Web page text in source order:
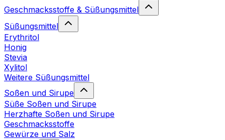
Geschmacksstoffe & Süßungsmittel
Süßungsmittel
Erythritol
Honig
Stevia
Xylitol
Weitere Süßungsmittel
Soßen und Sirupe
Süße Soßen und Sirupe
Herzhafte Soßen und Sirupe
Geschmacksstoffe
Gewürze und Salz